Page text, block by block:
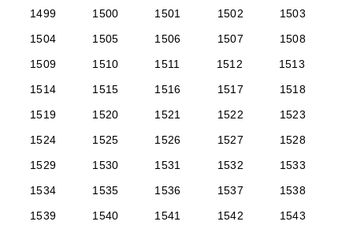
1499
1500 1501 1502
1503
1504
1505 1506 1507
1508
1509
1510 1511 1512
1513
1514
1515 1516 1517
1518
1519
1520 1521 1522
1523
1524
1525 1526 1527
1528
1529
1530 1531 1532
1533
1534
1535 1536 1537
1538
1539
1540 1541 1542
1543